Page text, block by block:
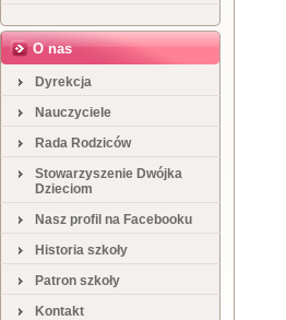
O nas
Dyrekcja
Nauczyciele
Rada Rodziców
Stowarzyszenie Dwójka
Dzieciom
Nasz profil na Facebooku
Historia szkoły
Patron szkoły
Kontakt